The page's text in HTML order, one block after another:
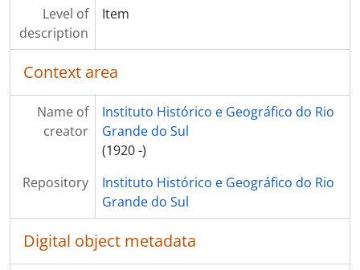
[Item] Uma dança alemã no folclore gauchesco
[Item] Canção dos imigrantes
[Item] Salamanca do Jarau
[Item] Terno de Reis
[Item] Cancioneiro gaucho
[Item] Iconografia poetica do indio do Rio Grande do Sul
[Item] Adagiário gaucho
[Item] Peçuelos - adagios, ditos e expressões gauchescas
[Item] O Baile dos Anastácio
[Item] Já se vieram
Level of
description
Item
Context area
Name of
creator
Instituto Histórico e Geográfico do Rio
Grande do Sul
(1920 -)
Repository
Instituto Histórico e Geográfico do Rio
Grande do Sul
Digital object metadata